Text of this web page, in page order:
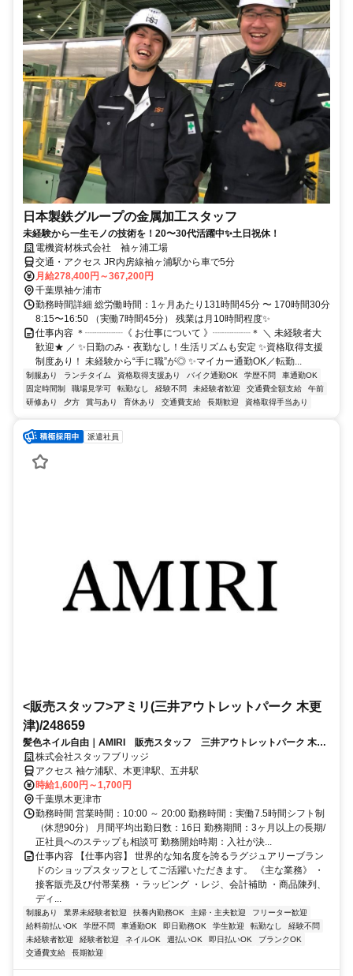
日本製鉄グループの金属加工スタッフ
未経験から一生モノの技術を！20〜30代活躍中✨土日祝休！
電機資材株式会社 袖ヶ浦工場
交通・アクセス JR内房線袖ヶ浦駅から車で5分
月給278,400円～367,200円
千葉県袖ケ浦市
勤務時間詳細 総労働時間：1ヶ月あたり131時間45分 〜 170時間30分
8:15〜16:50 （実働7時間45分） 残業は月10時間程度✨
仕事内容 ＊┈┈┈┈《 お仕事について 》┈┈┈┈＊ ＼ 未経験者大
歓迎★ ／ ✨日勤のみ・夜勤なし！生活リズムも安定 ✨資格取得支援
制度あり！ 未経験から“手に職”が◎ ✨マイカー通勤OK／転勤...
制服あり ランチタイム 資格取得支援あり バイク通勤OK 学歴不問
車通勤OK
固定時間制
職場見学可 転勤なし 経験不問 未経験者歓迎 交通費全額支給
午前
研修あり
夕方 賞与あり 育休あり 交通費支給 長期歓迎 資格取得手当あり
派遣社員
<販売スタッフ>アミリ(三井アウトレットパーク 木更
津)/248659
髪色ネイル自由｜AMIRI 販売スタッフ 三井アウトレットパーク 木更
津（車通勤可・学生OK）
株式会社スタッフブリッジ
アクセス 袖ケ浦駅、木更津駅、五井駅
時給1,600円～1,700円
千葉県木更津市
勤務時間 営業時間：10:00 ～ 20:00 勤務時間：実働7.5時間シフト制
（休憩90分） 月間平均出勤日数：16日 勤務期間：3ヶ月以上の長期/
正社員へのステップも相談可 勤務開始時期：入社が決...
仕事内容 【仕事内容】 世界的な知名度を誇るラグジュアリーブラン
ドのショップスタッフとしてご活躍いただきます。 《主な業務》 ・
接客販売及び付帯業務 ・ラッピング ・レジ、会計補助 ・商品陳列、
ディ...
制服あり 業界未経験者歓迎 扶養内勤務OK 主婦・主夫歓迎
フリーター歓迎
給料前払いOK
学歴不問 車通勤OK 即日勤務OK 学生歓迎 転勤なし
経験不問
未経験者歓迎
経験者歓迎 ネイルOK 週払いOK 即日払いOK
ブランクOK
交通費支給
長期歓迎